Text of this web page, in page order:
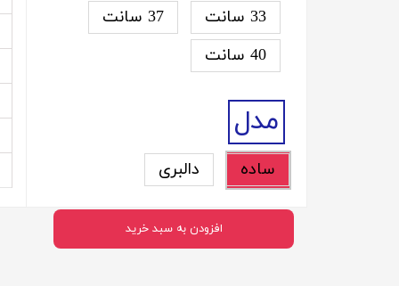
33 سانت
37 سانت
40 سانت
مدل
ساده دالبری
افزودن به سبد خرید